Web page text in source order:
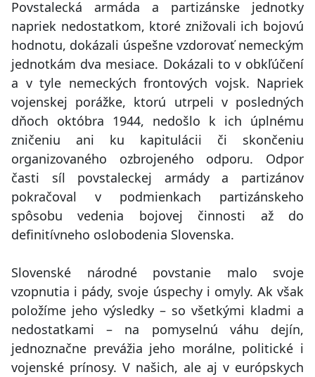
Povstalecká armáda a partizánske jednotky
napriek nedostatkom, ktoré znižovali ich bojovú
hodnotu, dokázali úspešne vzdorovať nemeckým
jednotkám dva mesiace. Dokázali to v obkľúčení
a v tyle nemeckých frontových vojsk. Napriek
vojenskej porážke, ktorú utrpeli v posledných
dňoch októbra 1944, nedošlo k ich úplnému
zničeniu ani ku kapitulácii či skončeniu
organizovaného ozbrojeného odporu. Odpor
časti síl povstaleckej armády a partizánov
pokračoval v podmienkach partizánskeho
spôsobu vedenia bojovej činnosti až do
definitívneho oslobodenia Slovenska.
Slovenské národné povstanie malo svoje
vzopnutia i pády, svoje úspechy i omyly. Ak však
položíme jeho výsledky – so všetkými kladmi a
nedostatkami – na pomyselnú váhu dejín,
jednoznačne prevážia jeho morálne, politické i
vojenské prínosy. V našich, ale aj v európskych